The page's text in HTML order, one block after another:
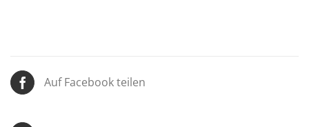
Auf Facebook teilen